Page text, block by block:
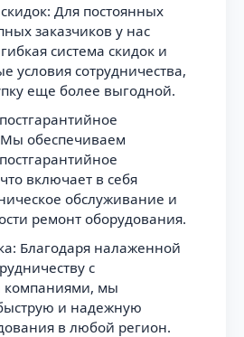
Для постоянных
заказчиков у нас
система скидок и
условия сотрудничества,
еще более выгодной.
обеспечиваем
включает в себя
обслуживание и
ремонт оборудования.
Благодаря налаженной
с
компаниями, мы
и надежную
в любой регион.